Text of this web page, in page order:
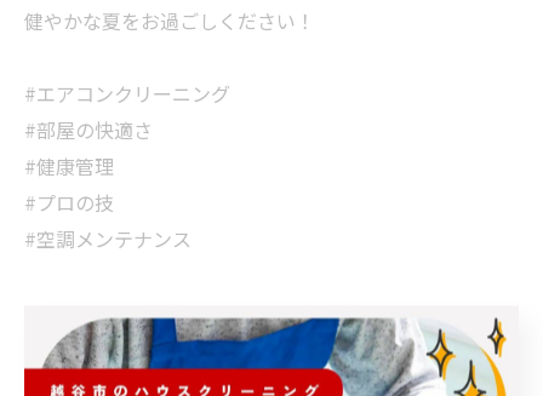
健やかな夏をお過ごしください！
#エアコンクリーニング
#部屋の快適さ
#健康管理
#プロの技
#空調メンテナンス